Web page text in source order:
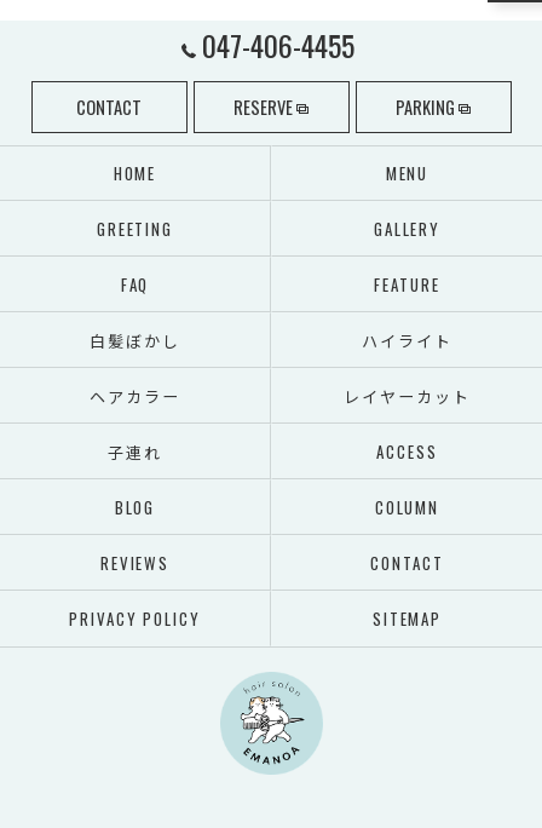
047-406-4455
CONTACT RESERVE PARKING
HOME MENU
GREETING GALLERY
FAQ FEATURE
白髪ぼかし ハイライト
ヘアカラー レイヤーカット
子連れ ACCESS
BLOG COLUMN
REVIEWS CONTACT
PRIVACY POLICY SITEMAP